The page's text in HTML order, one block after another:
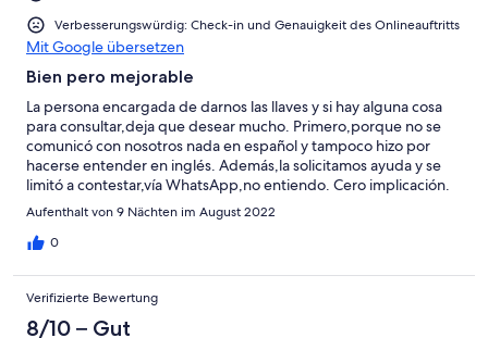
Verbesserungswürdig: Check-in und Genauigkeit des Onlineauftritts
Mit Google übersetzen
Bien pero mejorable
La persona encargada de darnos las llaves y si hay alguna cosa
para consultar,deja que desear mucho. Primero,porque no se
comunicó con nosotros nada en español y tampoco hizo por
hacerse entender en inglés. Además,la solicitamos ayuda y se
limitó a contestar,vía WhatsApp,no entiendo. Cero implicación.
El acceso a la casa,bastante mejorable,tanto el trayecto de
entrada como en sí,el acceso a la casa. No se específica en el
anuncio. La calidad precios no se corresponde. Me parece cara
acondicionado en zona del salón,extractor de humos o mayor
ventilación en la cocina, no hay cobertura en la casa(no se
menciona en ningún sitio del anuncio), televisión (no estaba
Aufenthalt von 9 Nächten im August 2022
0
Verifizierte Bewertung
8/10 – Gut